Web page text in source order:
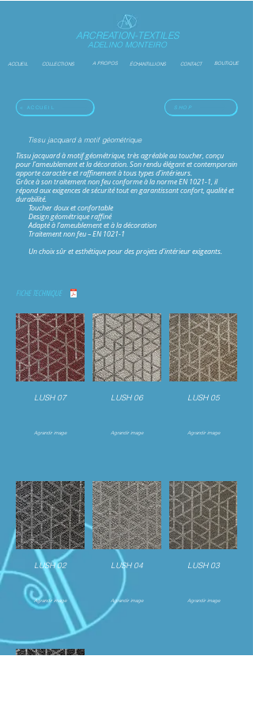
ARCREATION-TEXTILES
ADELINO MONTEIRO
ACCUEIL COLLECTIONS A PROPOS ÉCHANTILLIONS CONTACT BOUTIQUE
< ACCUEIL SHOP
Tissu jacquard à motif géométrique
Tissu jacquard à motif géométrique, très agréable au toucher, conçu
pour l’ameublement et la décoration. Son rendu élégant et contemporain
apporte caractère et raffinement à tous types d’intérieurs.
Grâce à son traitement non feu conforme à la norme EN 1021-1, il
répond aux exigences de sécurité tout en garantissant confort, qualité et
durabilité.
Toucher doux et confortable
Design géométrique raffiné
Adapté à l’ameublement et à la décoration
Traitement non feu – EN 1021-1
Un choix sûr et esthétique pour des projets d’intérieur exigeants.
FICHE TECHNIQUE
LUSH 07
Agrandir image
LUSH 06
Agrandir image
LUSH 05
Agrandir image
LUSH 02
Agrandir image
LUSH 04
Agrandir image
LUSH 03
Agrandir image